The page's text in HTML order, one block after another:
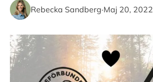
Rebecka Sandberg·Maj 20, 2022